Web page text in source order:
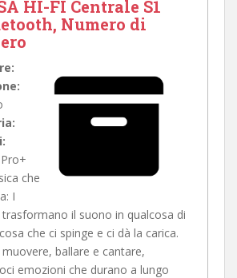
HI-FI Centrale S1
Numero di
che
I
il suono in qualcosa di
che ci spinge e ci dà la carica.
muovere, ballare e cantare,
emozioni che durano a lungo